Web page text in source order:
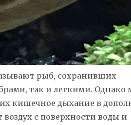
рыб, сохранивших
так и легкими. Однако
кишечное дыхание в
с поверхности воды и